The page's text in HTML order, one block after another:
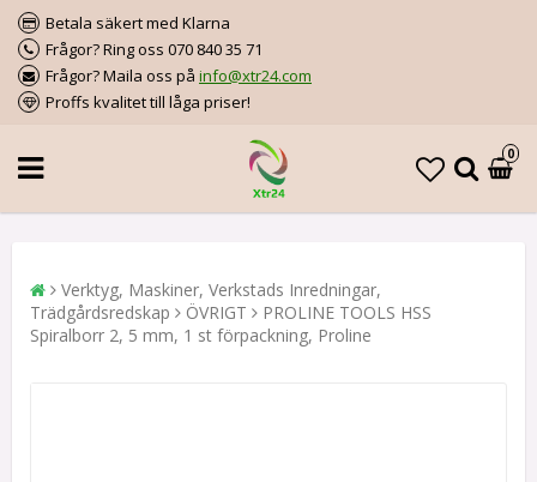
Betala säkert med Klarna
Frågor? Ring oss 070 840 35 71
Frågor? Maila oss på info@xtr24.com
Proffs kvalitet till låga priser!
0
Verktyg, Maskiner, Verkstads Inredningar,
Trädgårdsredskap
ÖVRIGT
PROLINE TOOLS HSS
Spiralborr 2, 5 mm, 1 st förpackning, Proline